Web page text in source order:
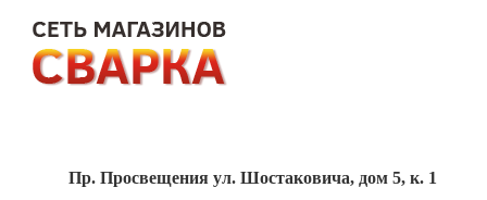
Пр. Просвещения ул. Шостаковича, дом 5, к. 1